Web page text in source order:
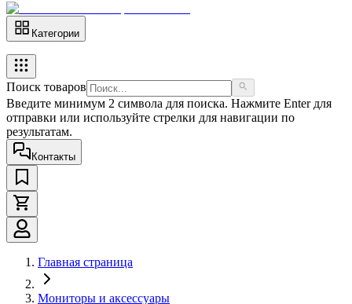
Категории
Поиск товаров
Введите минимум 2 символа для поиска. Нажмите Enter для
отправки или используйте стрелки для навигации по
результатам.
Контакты
Главная страница
Мониторы и аксессуары